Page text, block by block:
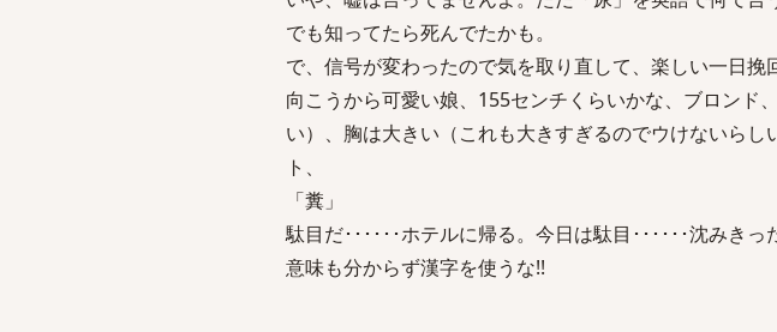
でも知ってたら死んでたかも。
で、信号が変わったので気を取り直して、楽しい一日挽
向こうから可愛い娘、155センチくらいかな、ブロンド
い）、胸は大きい（これも大きすぎるのでウけないらし
ト、
「糞」
駄目だ･･････ホテルに帰る。今日は駄目･･････沈みきっ
意味も分からず漢字を使うな!!